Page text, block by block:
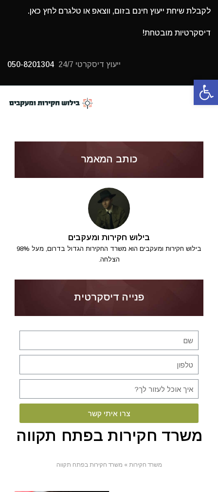
פתח סרגל נגישות
לקבלת שיחת ייעוץ חינם בזום, ווצאפ או טלגרם לחץ כאן.
דיסקרטיות מובטחת!
ייעוץ דיסקרטי 24/7 050-8201304
תפריט
משרד חקירות בפתח תקווה
משרד חקירות » משרד חקירות בפתח תקווה
כותב המאמר
בילוש חקירות ומעקבים
בילוש חקירות ומעקבים הוא משרד החקירות הגדול בדרום, מעל 98%
הצלחה.
פנייה דיסקרטית
צרו איתי קשר